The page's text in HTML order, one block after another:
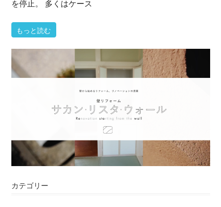
を停止。 多くはケース
もっと読む
カテゴリー